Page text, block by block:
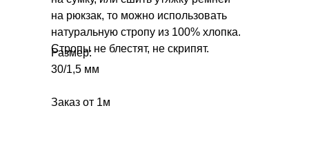
на рюкзак, то можно использовать
натуральную стропу из 100% хлопка.
Стропы не блестят, не скрипят.
Размер:
30/1,5 мм
Заказ от 1м